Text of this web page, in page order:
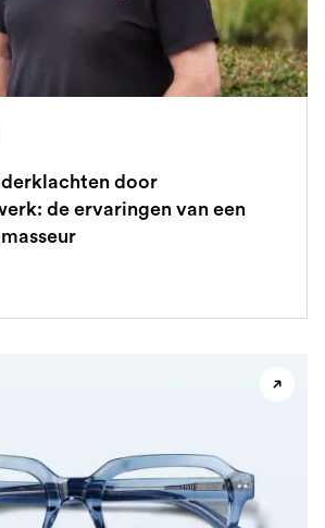
door
de ervaringen van een